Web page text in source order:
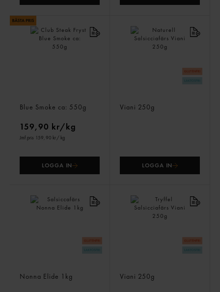
Blue Smoke ca: 550g
159,90 kr/kg
Jmf.pris 159,90 kr/ kg
LOGGA IN
Viani 250g
LOGGA IN
Nonna Elide 1kg Viani 250g